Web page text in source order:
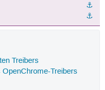
⚓︎
⚓︎
Treibers
Treibers